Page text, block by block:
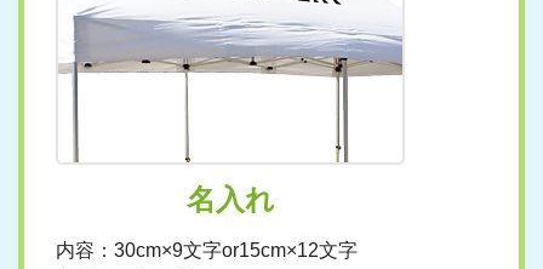
名入れ
内容：30cm×9文字or15cm×12文字